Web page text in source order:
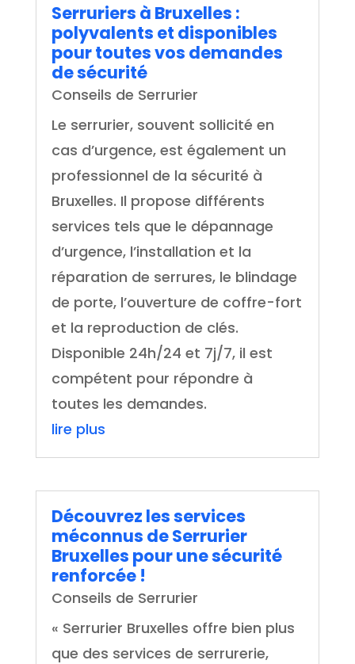
Serruriers à Bruxelles :
polyvalents et disponibles
pour toutes vos demandes
de sécurité
Conseils de Serrurier
Le serrurier, souvent sollicité en
cas d’urgence, est également un
professionnel de la sécurité à
Bruxelles. Il propose différents
services tels que le dépannage
d’urgence, l’installation et la
réparation de serrures, le blindage
de porte, l’ouverture de coffre-fort
et la reproduction de clés.
Disponible 24h/24 et 7j/7, il est
compétent pour répondre à
toutes les demandes.
lire plus
Découvrez les services
méconnus de Serrurier
Bruxelles pour une sécurité
renforcée !
Conseils de Serrurier
« Serrurier Bruxelles offre bien plus
que des services de serrurerie,